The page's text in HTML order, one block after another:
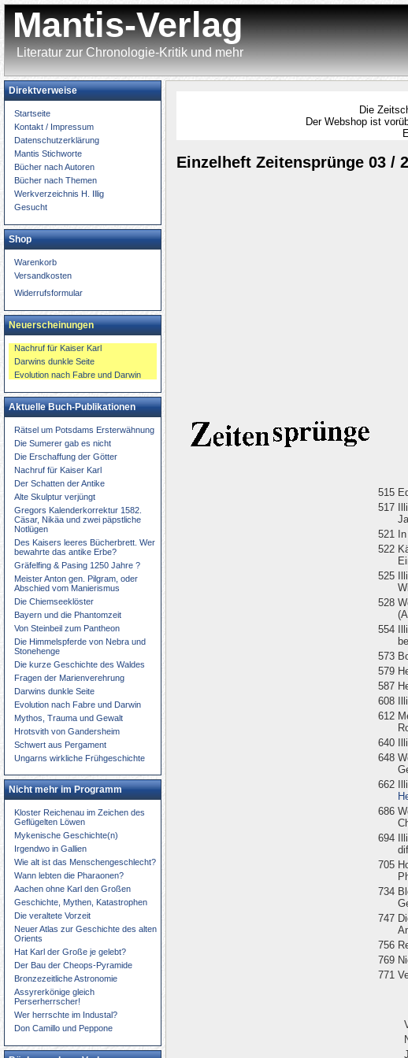
Mantis-Verlag
Literatur zur Chronologie-Kritik und mehr
Die
Der Webshop ist
Einzelheft Zeitensprünge 03 /
515
517
521
522
525
528
554
573
579
587
608
612
640
648
662
686
694
705
734
747
756
769
771
Direktverweise
Startseite
Kontakt / Impressum
Datenschutzerklärung
Mantis Stichworte
Bücher nach Autoren
Bücher nach Themen
Werkverzeichnis H. Illig
Gesucht
Shop
Warenkorb
Versandkosten
Widerrufsformular
Neuerscheinungen
Nachruf für Kaiser Karl
Darwins dunkle Seite
Evolution nach Fabre und Darwin
Aktuelle Buch-Publikationen
Rätsel um Potsdams Ersterwähnung
Die Sumerer gab es nicht
Die Erschaffung der Götter
Nachruf für Kaiser Karl
Der Schatten der Antike
Alte Skulptur verjüngt
Gregors Kalenderkorrektur 1582.
Cäsar, Nikäa und zwei päpstliche
Notlügen
Des Kaisers leeres Bücherbrett. Wer
bewahrte das antike Erbe?
Gräfelfing & Pasing 1250 Jahre ?
Meister Anton gen. Pilgram, oder
Abschied vom Manierismus
Die Chiemseeklöster
Bayern und die Phantomzeit
Von Steinbeil zum Pantheon
Die Himmelspferde von Nebra und
Stonehenge
Die kurze Geschichte des Waldes
Fragen der Marienverehrung
Darwins dunkle Seite
Evolution nach Fabre und Darwin
Mythos, Trauma und Gewalt
Hrotsvith von Gandersheim
Schwert aus Pergament
Ungarns wirkliche Frühgeschichte
Nicht mehr im Programm
Kloster Reichenau im Zeichen des
Geflügelten Löwen
Mykenische Geschichte(n)
Irgendwo in Gallien
Wie alt ist das Menschengeschlecht?
Wann lebten die Pharaonen?
Aachen ohne Karl den Großen
Geschichte, Mythen, Katastrophen
Die veraltete Vorzeit
Neuer Atlas zur Geschichte des alten
Orients
Hat Karl der Große je gelebt?
Der Bau der Cheops-Pyramide
Bronzezeitliche Astronomie
Assyrerkönige gleich
Perserherrscher!
Wer herrschte im Industal?
Don Camillo und Peppone